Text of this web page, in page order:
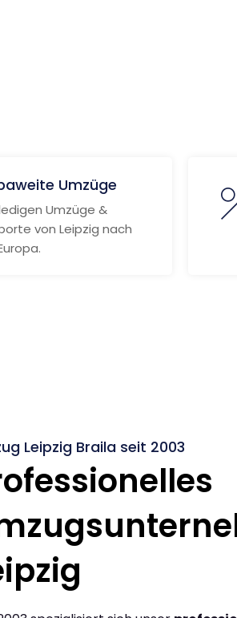
Umzüge
Umzüge &
von Leipzig nach
Leipzig Braila seit 2003